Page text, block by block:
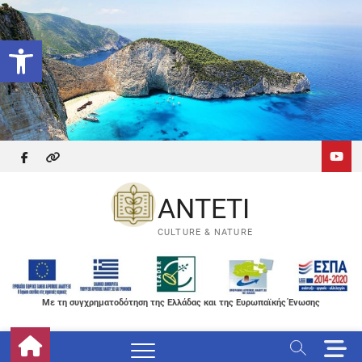
Ανοίξτε τη γραμμή εργαλείων
Skip
to
content
facebook
themefreesia
ANTETI
CULTURE & NATURE
Με τη συγχρηματοδότηση της Ελλάδας και της Ευρωπαϊκής Ένωσης
M
e